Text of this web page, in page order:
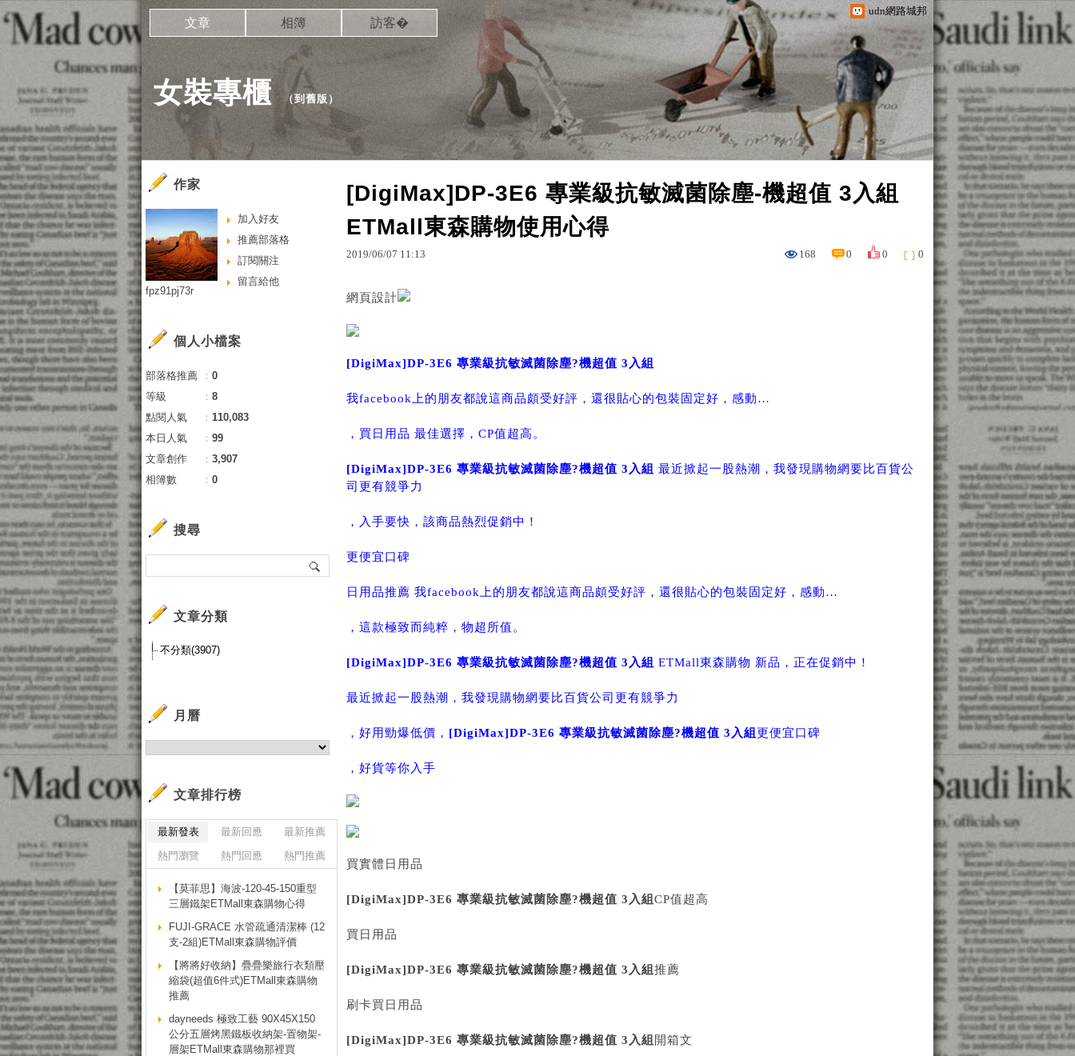
udn網路城邦
女裝專櫃 （到舊版 ）
文章 相簿 訪客�
[DigiMax]DP-3E6 專業級抗敏滅菌除塵-機超值 3入組
ETMall東森購物使用心得
2019/06/07 11:13 168 0 0 0
網頁設計
[DigiMax]DP-3E6 專業級抗敏滅菌除塵?機超值 3入組
我facebook上的朋友都說這商品頗受好評，還很貼心的包裝固定好，感動…
，買日用品 最佳選擇，CP值超高。
[DigiMax]DP-3E6 專業級抗敏滅菌除塵?機超值 3入組 最近掀起一股熱潮，我發現購物網要比百貨公
司更有競爭力
，入手要快，該商品熱烈促銷中！
更便宜口碑
日用品推薦 我facebook上的朋友都說這商品頗受好評，還很貼心的包裝固定好，感動…
，這款極致而純粹，物超所值。
[DigiMax]DP-3E6 專業級抗敏滅菌除塵?機超值 3入組 ETMall東森購物 新品，正在促銷中！
最近掀起一股熱潮，我發現購物網要比百貨公司更有競爭力
，好用勁爆低價， [DigiMax]DP-3E6 專業級抗敏滅菌除塵?機超值 3入組 更便宜口碑
，好貨等你入手
買實體日用品
[DigiMax]DP-3E6 專業級抗敏滅菌除塵?機超值 3入組 CP值超高
買日用品
[DigiMax]DP-3E6 專業級抗敏滅菌除塵?機超值 3入組 推薦
刷卡買日用品
[DigiMax]DP-3E6 專業級抗敏滅菌除塵?機超值 3入組 開箱文
作家
加入好友
推薦部落格
訂閱關注
留言給他
fpz91pj73r
個人小檔案
部落格推薦 ： 0
等級
： 8
點閱人氣
： 110,083
本日人氣
： 99
文章創作
： 3,907
相簿數
： 0
搜尋
文章分類
不分類(3907)
月曆
文章排行榜
最新發表 最新回應
最新推薦
熱門瀏覽
熱門回應 熱門推薦
【莫菲思】海波-120-45-150重型
三層鐵架ETMall東森購物心得
FUJI-GRACE 水管疏通清潔棒 (12
支-2組)ETMall東森購物評價
【將將好收納】疊疊樂旅行衣類壓
縮袋(超值6件式)ETMall東森購物
推薦
dayneeds 極致工藝 90X45X150
公分五層烤黑鐵板收納架-置物架-
層架ETMall東森購物那裡買